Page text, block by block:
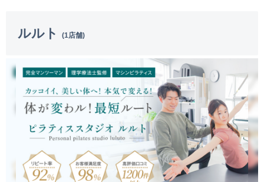
ルルト (1店舗)